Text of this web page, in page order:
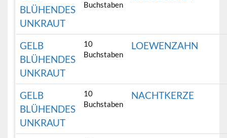
BLÜHENDES
UNKRAUT
Buchstaben
GELB
BLÜHENDES
UNKRAUT
10
Buchstaben
LOEWENZAHN
GELB
BLÜHENDES
UNKRAUT
10
Buchstaben
NACHTKERZE